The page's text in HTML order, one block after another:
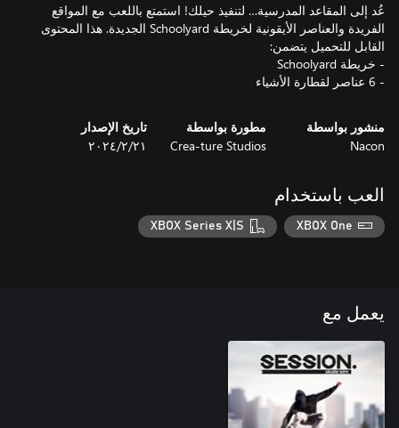
عُد إلى المقاعد المدرسية… لتنفيذ حيلك! استمتع باللعب مع المواقع
الفريدة والعناصر الأيقونية لخريطة Schoolyard الجديدة. هذا المحتوى
- 6 عناصر لقطارة الأشياء
منشور بواسطة
Nacon
مطورة بواسطة
Crea-ture Studios
تاريخ الإصدار
٢١‏/٢‏/٢٠٢٤
العب باستخدام
XBOX One
XBOX Series X|S
يعمل مع